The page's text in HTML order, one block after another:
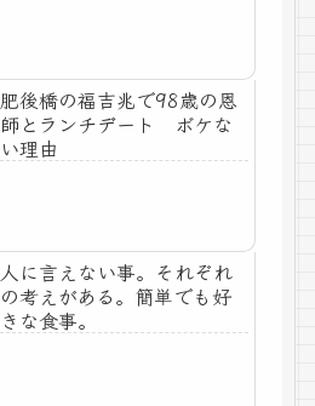
肥後橋の福吉兆で98歳の恩
師とランチデート ボケな
い理由
人に言えない事。それぞれ
の考えがある。簡単でも好
きな食事。